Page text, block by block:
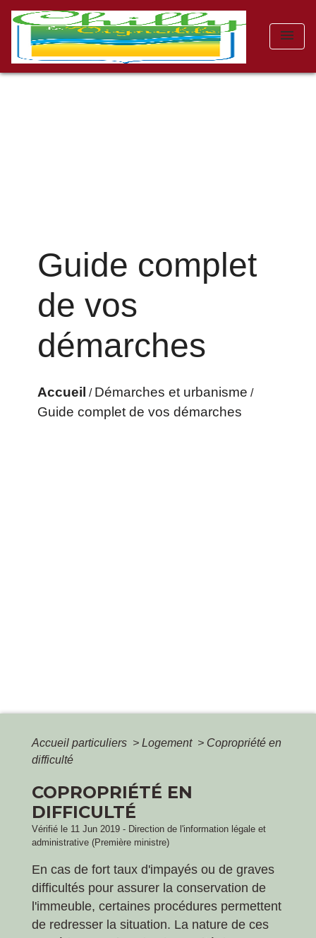
menu
Guide complet
de vos
démarches
Accueil / Démarches et urbanisme /
Guide complet de vos démarches
Accueil particuliers > Logement > Copropriété en
difficulté
COPROPRIÉTÉ EN
DIFFICULTÉ
Vérifié le 11 Jun 2019 - Direction de l'information légale et
administrative (Première ministre)
En cas de fort taux d'impayés ou de graves
difficultés pour assurer la conservation de
l'immeuble, certaines procédures permettent
de redresser la situation. La nature de ces